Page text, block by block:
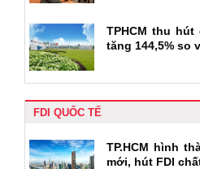
TPHCM thu hút
tăng 144,5% so
FDI QUỐC TẾ
TP.HCM hình
mới, hút FDI